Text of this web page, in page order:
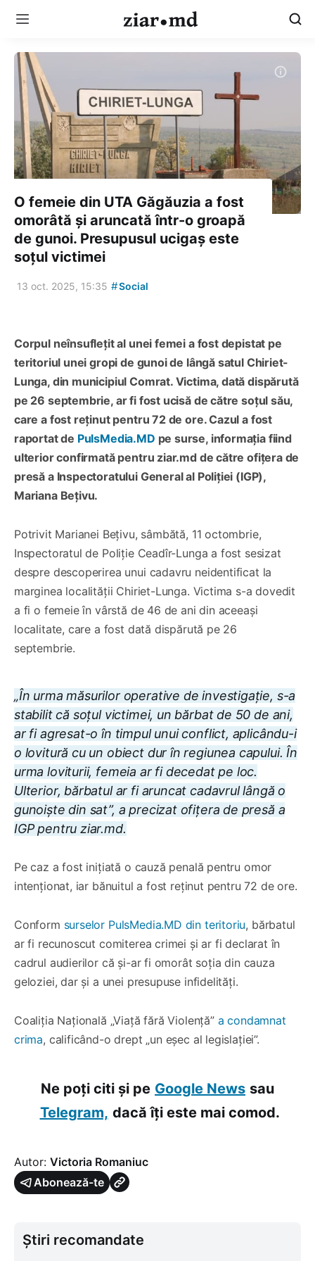
O femeie din UTA Găgăuzia a fost
omorâtă și aruncată într-o groapă
de gunoi. Presupusul ucigaș este
soțul victimei
13 oct. 2025, 15:35 #Social
Corpul neînsuflețit al unei femei a fost depistat pe
teritoriul unei gropi de gunoi de lângă satul Chiriet-
Lunga, din municipiul Comrat. Victima, dată dispărută
pe 26 septembrie, ar fi fost ucisă de către soțul său,
care a fost reținut pentru 72 de ore. Cazul a fost
raportat de PulsMedia.MD pe surse, informația fiind
ulterior confirmată pentru ziar.md de către ofițera de
presă a Inspectoratului General al Poliției (IGP),
Mariana Bețivu.
Potrivit Marianei Bețivu, sâmbătă, 11 octombrie,
Inspectoratul de Poliție Ceadîr-Lunga a fost sesizat
despre descoperirea unui cadavru neidentificat la
marginea localității Chiriet-Lunga. Victima s-a dovedit
a fi o femeie în vârstă de 46 de ani din aceeași
localitate, care a fost dată dispărută pe 26
septembrie.
„În urma măsurilor operative de investigație, s-a
stabilit că soțul victimei, un bărbat de 50 de ani,
ar fi agresat-o în timpul unui conflict, aplicându-i
o lovitură cu un obiect dur în regiunea capului. În
urma loviturii, femeia ar fi decedat pe loc.
Ulterior, bărbatul ar fi aruncat cadavrul lângă o
gunoiște din sat”, a precizat ofițera de presă a
IGP pentru ziar.md.
Pe caz a fost inițiată o cauză penală pentru omor
intenționat, iar bănuitul a fost reținut pentru 72 de ore.
Conform surselor PulsMedia.MD din teritoriu, bărbatul
ar fi recunoscut comiterea crimei și ar fi declarat în
cadrul audierilor că și-ar fi omorât soția din cauza
geloziei, dar și a unei presupuse infidelități.
Coaliția Națională „Viață fără Violență” a condamnat
crima, calificând-o drept „un eșec al legislației”.
Ne poți citi și pe Google News sau
Telegram, dacă îți este mai comod.
Autor: Victoria Romaniuc
Abonează-te
Știri recomandate